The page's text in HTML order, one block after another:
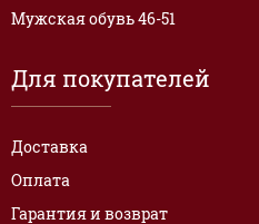
Мужская обувь 46-51
Для покупателей
Доставка
Оплата
Гарантия и возврат